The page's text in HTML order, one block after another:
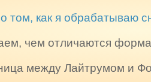
том, как я обрабатываю
чем отличаются
между Лайтрумом и